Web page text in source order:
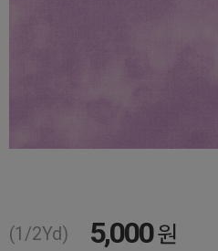
(1/2Yd) 5,000원